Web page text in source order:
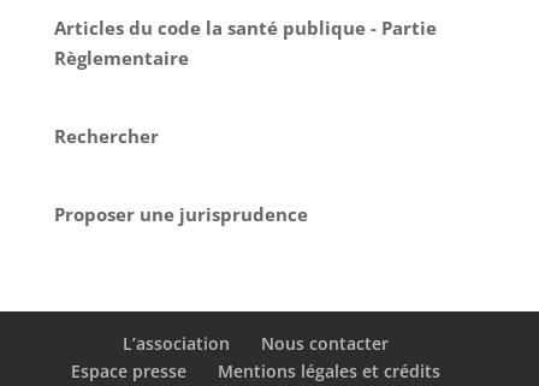
Articles du code la santé publique - Partie
Règlementaire
Rechercher
Proposer une jurisprudence
L’association
Nous contacter
Espace presse
Mentions légales et crédits